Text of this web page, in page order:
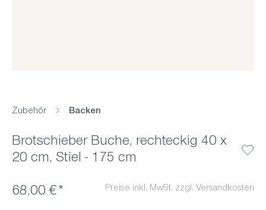
Zubehör Backen
Brotschieber Buche, rechteckig 40 x
20 cm, Stiel - 175 cm
68,00 €* Preise inkl. MwSt. zzgl. Versandkosten